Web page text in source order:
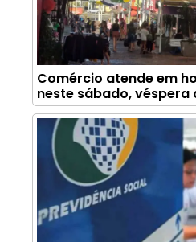
Comércio atende em
neste sábado, véspera